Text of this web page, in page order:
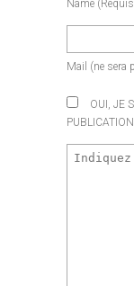
Name
Mail (ne sera
OUI, JE